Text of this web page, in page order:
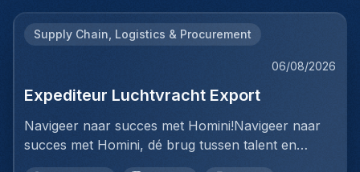
Supply Chain, Logistics & Procurement
06/08/2026
Expediteur Luchtvracht Export
Navigeer naar succes met Homini!Navigeer naar
succes met Homini, dé brug tussen talent en
uitmuntende opportuniteiten binnen de